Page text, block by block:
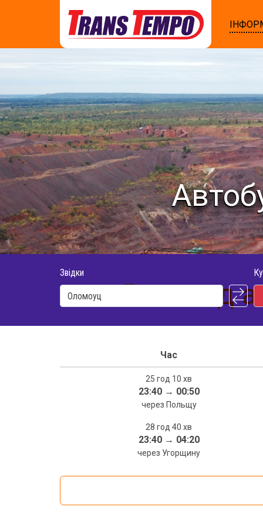
Звідки
Розклад
Час
25 год 10 хв
23:40→ 00:50
через Польщу
28 год 40 хв
23:40→ 04:20
через Угорщину